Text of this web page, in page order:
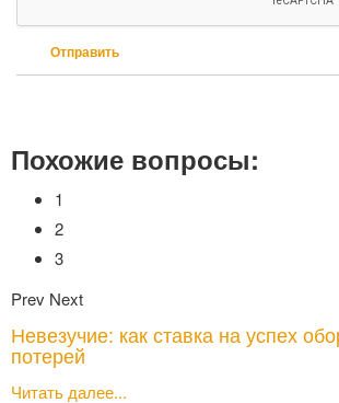
Отправить
Похожие вопросы:
1
2
3
Prev Next
Невезучие: как ставка на успех
потерей
Читать далее...